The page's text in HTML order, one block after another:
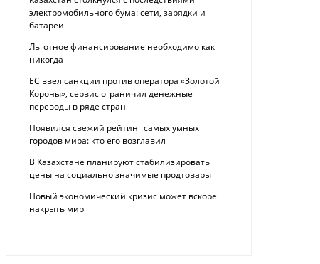
электромобильного бума: сети, зарядки и
батареи
Льготное финансирование необходимо как
никогда
ЕС ввел санкции против оператора «Золотой
Короны», сервис ограничил денежные
переводы в ряде стран
Появился свежий рейтинг самых умных
городов мира: кто его возглавил
В Казахстане планируют стабилизировать
цены на социально значимые продтовары
Новый экономический кризис может вскоре
накрыть мир